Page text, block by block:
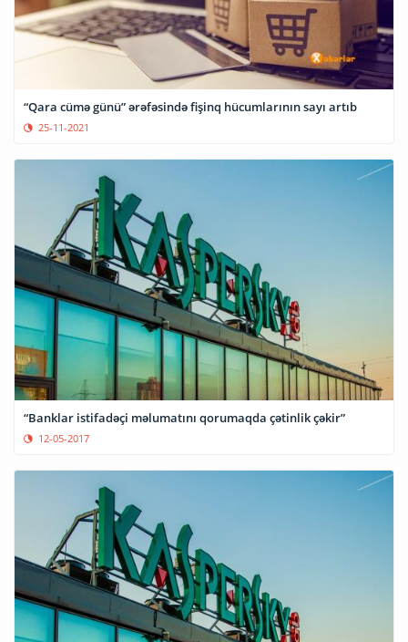
“Qara cümə günü” ərəfəsində fişinq hücumlarının sayı artıb
25-11-2021
“Banklar istifadəçi məlumatını qorumaqda çətinlik çəkir”
12-05-2017